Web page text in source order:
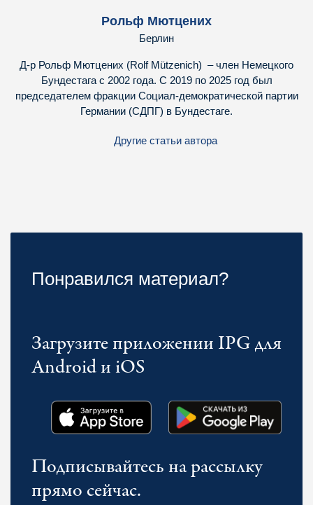
Рольф Мютцених
Берлин
Д-р Рольф Мютцених (Rolf Mützenich) – член Немецкого
Бундестага с 2002 года. С 2019 по 2025 год был
председателем фракции Социал-демократической партии
Германии (СДПГ) в Бундестаге.
Другие статьи автора
Понравился материал?
Загрузите приложении IPG для
Android и iOS
Подписывайтесь на рассылку
прямо сейчас.